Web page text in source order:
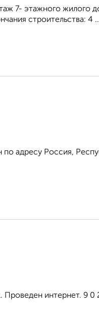
7- этажного жилого
строительства: 4
адресу Россия,
Проведен интернет. 9 0